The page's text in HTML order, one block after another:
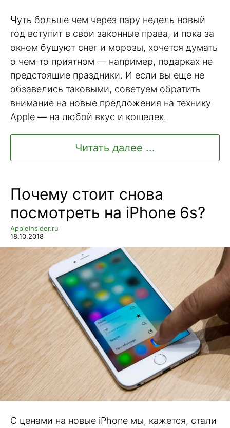
Чуть больше чем через пару недель новый
год вступит в свои законные права, и пока за
окном бушуют снег и морозы, хочется думать
о чем-то приятном — например, подарках не
предстоящие праздники. И если вы еще не
обзавелись таковыми, советуем обратить
внимание на новые предложения на технику
Apple — на любой вкус и кошелек.
Читать далее ...
Почему стоит снова
посмотреть на iPhone 6s?
AppleInsider.ru
18.10.2018
С ценами на новые iPhone мы, кажется, стали